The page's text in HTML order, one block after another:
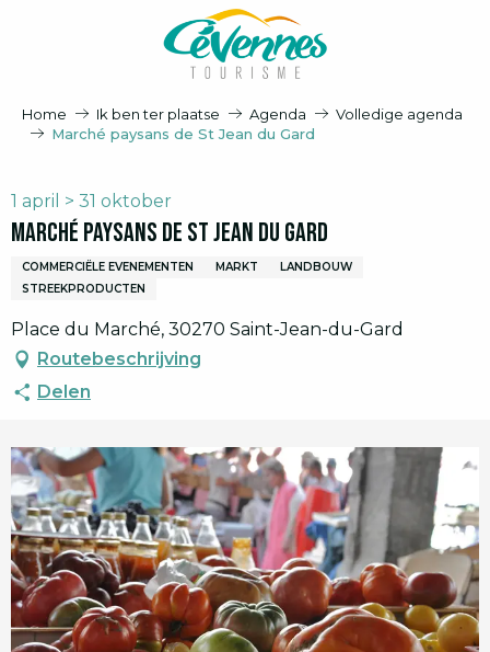
Home Ik ben ter plaatse Agenda
Volledige agenda
Marché paysans de St Jean du Gard
1 april > 31 oktober
Marché paysans de St Jean du Gard
COMMERCIËLE EVENEMENTEN MARKT
LANDBOUW
STREEKPRODUCTEN
Place du Marché, 30270 Saint-Jean-du-Gard
Routebeschrijving
Delen